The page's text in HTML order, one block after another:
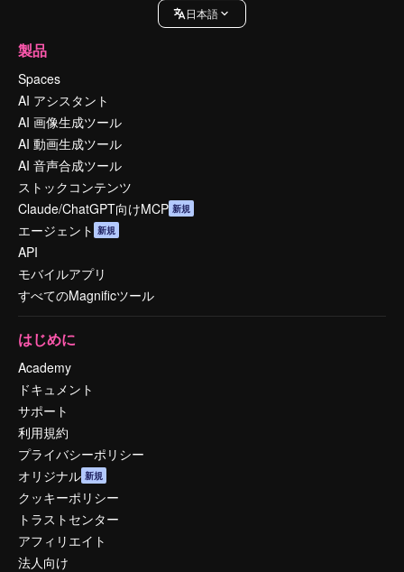
日本語
製品
Spaces
AI アシスタント
AI 画像生成ツール
AI 動画生成ツール
AI 音声合成ツール
ストックコンテンツ
Claude/ChatGPT向けMCP 新規
エージェント 新規
API
モバイルアプリ
すべてのMagnificツール
はじめに
Academy
ドキュメント
サポート
利用規約
プライバシーポリシー
オリジナル 新規
クッキーポリシー
トラストセンター
アフィリエイト
法人向け